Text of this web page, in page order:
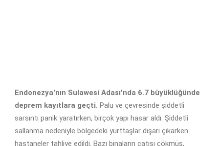
Endonezya'nın Sulawesi Adası'nda 6.7 büyüklüğünde
deprem kayıtlara geçti. Palu ve çevresinde şiddetli
sarsıntı panik yaratırken, birçok yapı hasar aldı. Şiddetli
sallanma nedeniyle bölgedeki yurttaşlar dışarı çıkarken
hastaneler tahliye edildi. Bazı binaların çatısı çökmüş,